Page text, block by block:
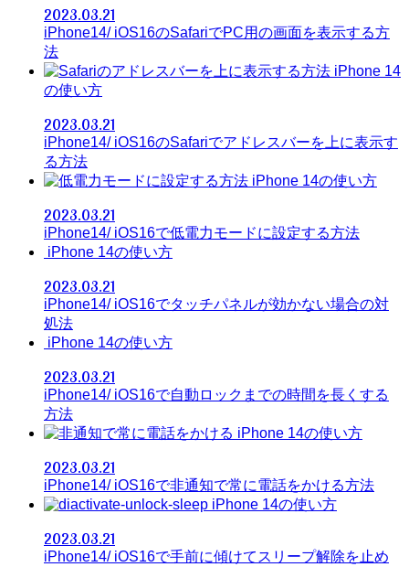
2023.03.21
iPhone14/ iOS16のSafariでPC用の画面を表示する方
法
iPhone 14
の使い方
2023.03.21
iPhone14/ iOS16のSafariでアドレスバーを上に表示す
る方法
iPhone 14の使い方
2023.03.21
iPhone14/ iOS16で低電力モードに設定する方法
iPhone 14の使い方
2023.03.21
iPhone14/ iOS16でタッチパネルが効かない場合の対
処法
iPhone 14の使い方
2023.03.21
iPhone14/ iOS16で自動ロックまでの時間を長くする
方法
iPhone 14の使い方
2023.03.21
iPhone14/ iOS16で非通知で常に電話をかける方法
iPhone 14の使い方
2023.03.21
iPhone14/ iOS16で手前に傾けてスリープ解除を止め